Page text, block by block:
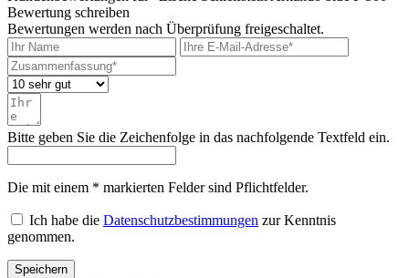
Bewertung schreiben
Bewertungen werden nach Überprüfung freigeschaltet.
Bitte geben Sie die Zeichenfolge in das nachfolgende Textfeld ein.
Die mit einem * markierten Felder sind Pflichtfelder.
Ich habe die Datenschutzbestimmungen zur Kenntnis
genommen.
Speichern